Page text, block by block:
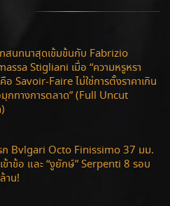
สนทนาสุดเข้มข้นกับ Fabrizio
Stigliani เมื่อ “ความหรูหรา
อ Savoir-Faire ไม่ใช่การตั้งราคาเกิน
กทางการตลาด” (Full Uncut
Bvlgari Octo Finissimo 37 มม.
ข้าข้อ และ “งูยักษ์” Serpenti 8 รอบ
าน!